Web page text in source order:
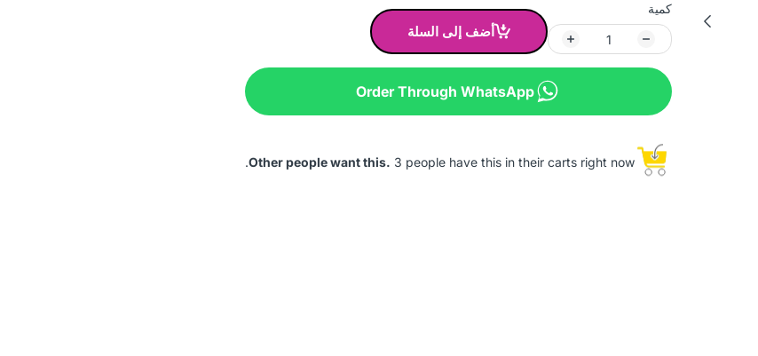
كمية
أضف إلى السلة
Order Through WhatsApp
Other people want this. 3 people have this in their carts right now.